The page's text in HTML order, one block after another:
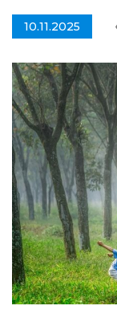
10.11.2025